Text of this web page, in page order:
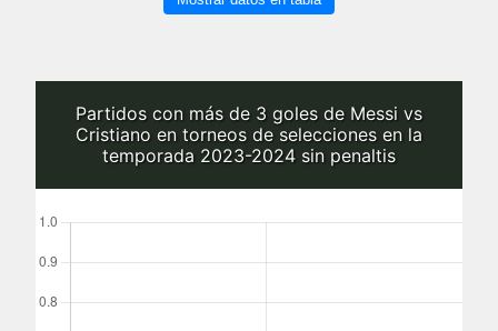
Partidos con más de 3 goles de Messi vs
Cristiano en torneos de selecciones en la
temporada 2023-2024 sin penaltis